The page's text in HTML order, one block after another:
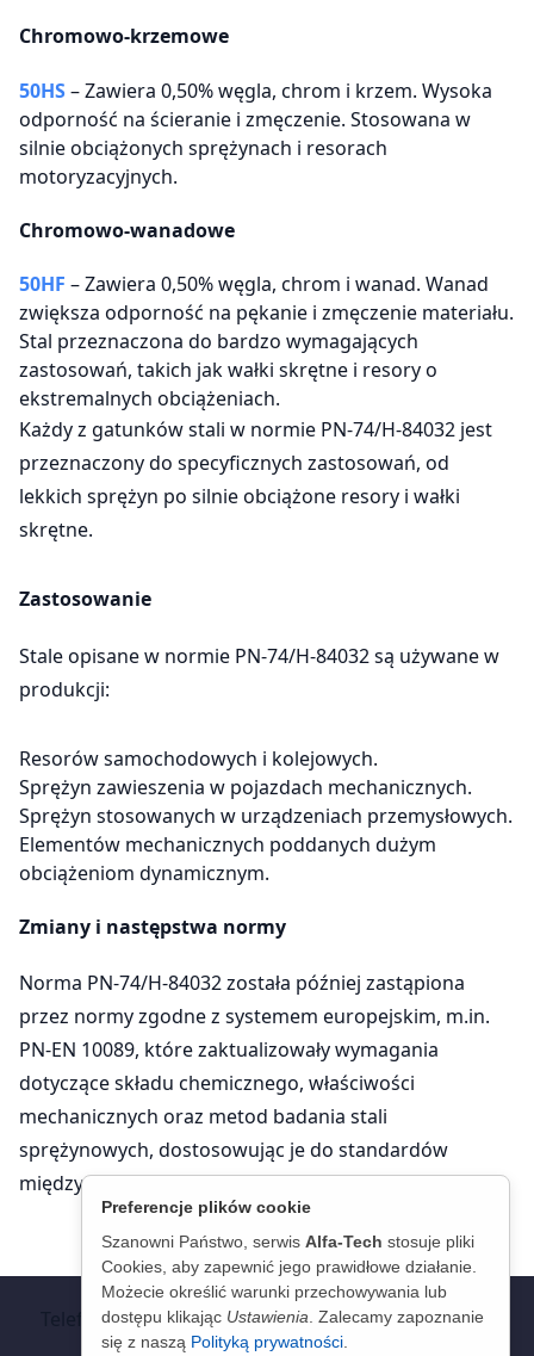
Chromowo-krzemowe
50HS– Zawiera 0,50% węgla, chrom i krzem. Wysoka
odporność na ścieranie i zmęczenie. Stosowana w
silnie obciążonych sprężynach i resorach
motoryzacyjnych.
Chromowo-wanadowe
50HF – Zawiera 0,50% węgla, chrom i wanad. Wanad
zwiększa odporność na pękanie i zmęczenie materiału.
Stal przeznaczona do bardzo wymagających
zastosowań, takich jak wałki skrętne i resory o
ekstremalnych obciążeniach.
Każdy z gatunków stali w normie PN-74/H-84032 jest
przeznaczony do specyficznych zastosowań, od
lekkich sprężyn po silnie obciążone resory i wałki
skrętne.
Zastosowanie
Stale opisane w normie PN-74/H-84032 są używane w
produkcji:
Resorów samochodowych i kolejowych.
Sprężyn zawieszenia w pojazdach mechanicznych.
Sprężyn stosowanych w urządzeniach przemysłowych.
Elementów mechanicznych poddanych dużym
obciążeniom dynamicznym.
Zmiany i następstwa normy
Norma PN-74/H-84032 została później zastąpiona
przez normy zgodne z systemem europejskim, m.in.
PN-EN 10089, które zaktualizowały wymagania
dotyczące składu chemicznego, właściwości
mechanicznych oraz metod badania stali
sprężynowych, dostosowując je do standardów
międzynarodowych.
© 2026 - Alfa-Tech - Stal Jakościowa
Telefon:+48 63 261 05 19Telefon:+48 63 226 20 99
Email:kontakt@alfa-tech.com.pl
Preferencje plików cookie
Szanowni Państwo, serwis Alfa-Tech stosuje pliki
Cookies, aby zapewnić jego prawidłowe działanie.
Możecie określić warunki przechowywania lub
dostępu klikając Ustawienia . Zalecamy zapoznanie
się z naszą Polityką prywatności